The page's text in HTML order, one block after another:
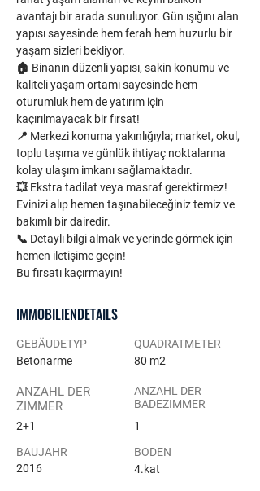
avantajı bir arada sunuluyor. Gün ışığını alan
yapısı sayesinde hem ferah hem huzurlu bir
yaşam sizleri bekliyor.
🏠 Binanın düzenli yapısı, sakin konumu ve
kaliteli yaşam ortamı sayesinde hem
oturumluk hem de yatırım için
kaçırılmayacak bir fırsat!
📍 Merkezi konuma yakınlığıyla; market, okul,
toplu taşıma ve günlük ihtiyaç noktalarına
kolay ulaşım imkanı sağlamaktadır.
💥 Ekstra tadilat veya masraf gerektirmez!
Evinizi alıp hemen taşınabileceğiniz temiz ve
bakımlı bir dairedir.
📞 Detaylı bilgi almak ve yerinde görmek için
hemen iletişime geçin!
Bu fırsatı kaçırmayın!
IMMOBILIENDETAILS
GEBÄUDETYP
Betonarme
ANZAHL DER
ZIMMER
2+1
BAUJAHR
2016
QUADRATMETER
80 m2
ANZAHL DER
BADEZIMMER
1
BODEN
4.kat